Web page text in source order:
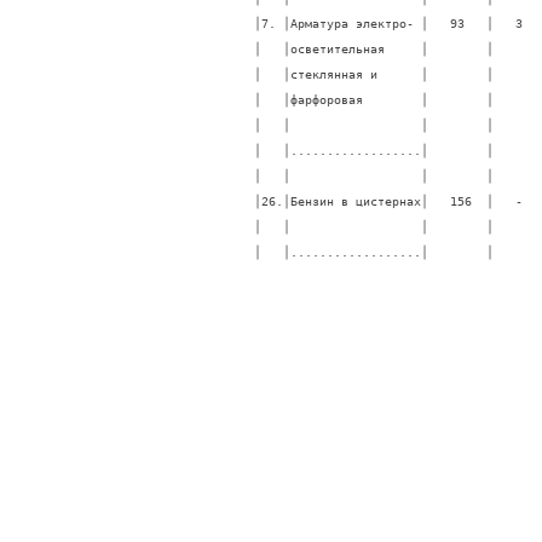
│7. │Арматура электро- │   93   │
│   │осветительная     │        │
│   │стеклянная и      │        │
│   │фарфоровая        │        │
│26.│Бензин в цистернах│   156  │